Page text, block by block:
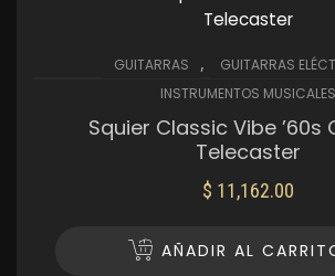
GUITARRAS , GUITARRAS
INSTRUMENTOS MUSICALES
Squier Classic Vibe ’60s
Telecaster
$ 11,162.00
AÑADIR AL